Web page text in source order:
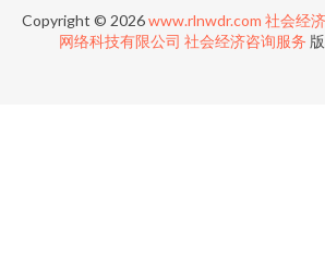
Copyright © 2026www.rlnwdr.com 社会经
网络科技有限公司 社会经济咨询服务